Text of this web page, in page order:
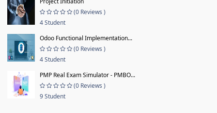
(0 Reviews )
4 Student
Odoo Functional Implementation...
(0 Reviews )
4 Student
PMP Real Exam Simulator - PMBO...
(0 Reviews )
9 Student